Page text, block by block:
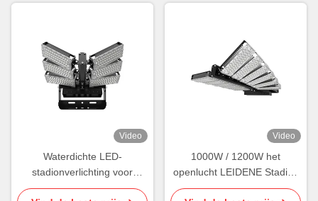
Video
Waterdichte LED-
stadionverlichting voor
buiten IP65 Draaibare
Video
1000W / 1200W het
openlucht LEIDENE Stadion
steekt de Duurzame